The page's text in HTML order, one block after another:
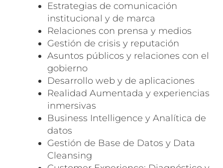
Estrategias de comunicación
institucional y de marca
Relaciones con prensa y medios
Gestión de crisis y reputación
Asuntos públicos y relaciones con el
gobierno
Desarrollo web y de aplicaciones
Realidad Aumentada y experiencias
inmersivas
Business Intelligence y Analítica de
datos
Gestión de Base de Datos y Data
Cleansing